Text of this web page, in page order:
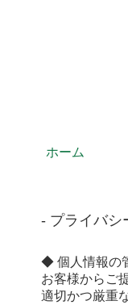
ホーム
- プライバシ
◆ 個人情報の
お客様からご
適切かつ厳重